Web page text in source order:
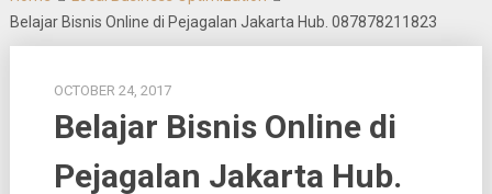
Belajar Bisnis Online di Pejagalan Jakarta Hub. 087878211823
OCTOBER 24, 2017
Belajar Bisnis Online di
Pejagalan Jakarta Hub.